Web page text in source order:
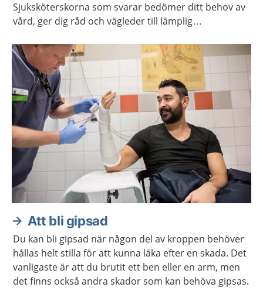
Sjuksköterskorna som svarar bedömer ditt behov av
vård, ger dig råd och vägleder till lämplig
Att bli gipsad
Du kan bli gipsad när någon del av kroppen behöver
hållas helt stilla för att kunna läka efter en skada. Det
vanligaste är att du brutit ett ben eller en arm, men
det finns också andra skador som kan behöva gipsas.